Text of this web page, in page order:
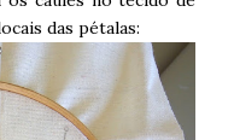
das pétalas: